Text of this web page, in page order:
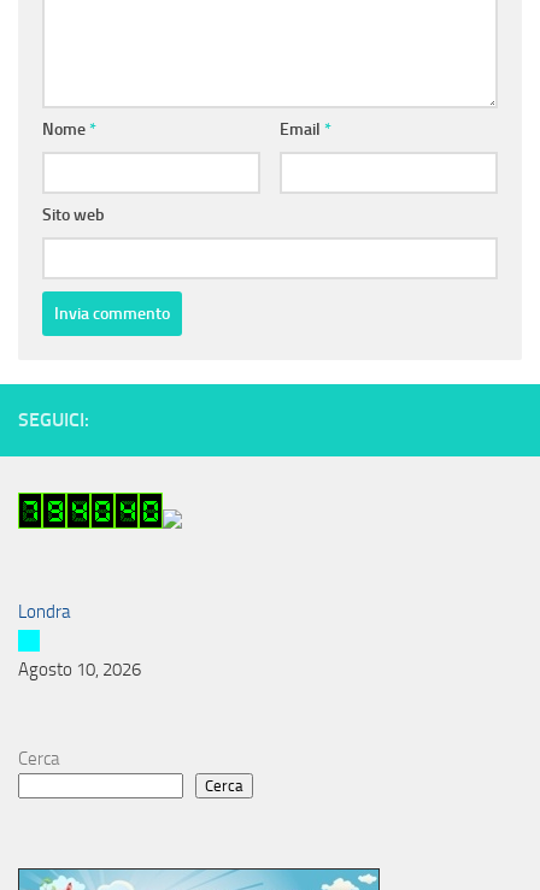
Nome* Email *
Sito web
SEGUICI:
Londra
Agosto 10, 2026
Cerca
Cerca